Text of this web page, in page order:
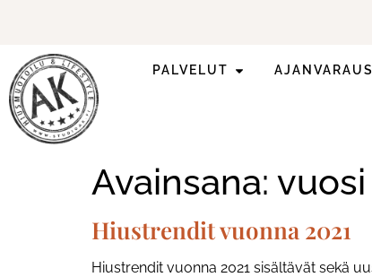
PALVELUT AJANVARAUS
Avainsana: vuosi
Hiustrendit vuonna 2021
Hiustrendit vuonna 2021 sisältävät sekä